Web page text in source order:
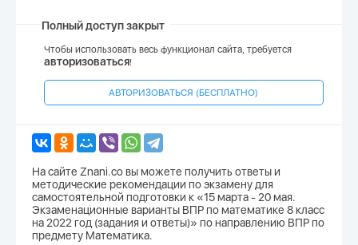
Полный доступ закрыт
Чтобы использовать весь функционал сайта, требуется
авторизоваться!
АВТОРИЗОВАТЬСЯ (БЕСПЛАТНО)
На сайте Znani.co вы можете получить ответы и
методические рекомендации по экзамену для
самостоятельной подготовки к «15 марта - 20 мая.
Экзаменационные варианты ВПР по математике 8 класс
на 2022 год (задания и ответы)» по направлению ВПР по
предмету Математика.